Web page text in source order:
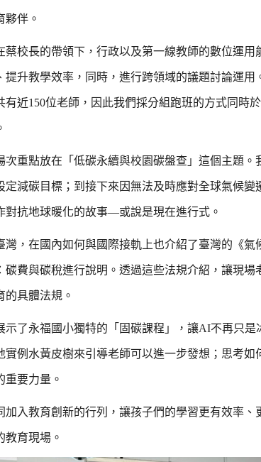
夥伴。
蔡校長的帶領下，行政以及第一線教師的數位運
提升教學效率，同時，進行跨領域的議題討論運
有近150位老師，因此我們採分組跑班的方式同時
次重點放在「低碳永續與校園碳盤查」這個主題
定減碳目標；到接下來因無法及時應對全球氣候
對抗地球暖化的故事—或說是現在進行式。
灣，在國內如何與國際接軌上也介紹了臺灣的《
碳費與碳稅進行說明。透過這些法規介紹，讓現
的具體法規。
示了永福國小獨特的「固碳課程」，讓AI不再只
實例水黃皮樹來引導老師可以進一步發想；思考
重要力量。
加入教育創新的行列，讓孩子們的學習更有效率
教育現場。